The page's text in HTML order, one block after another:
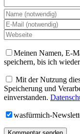
Meinen Namen, E-
speichern, bis ich
Mit der Nutzung
Speicherung und
einverstanden.
wasfürmich-